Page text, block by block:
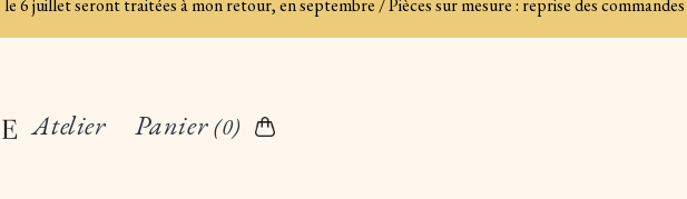
6 juillet seront traitées à mon retour, en septembre / Pièces sur mesure : reprise des commandes
Atelier Panier(0)